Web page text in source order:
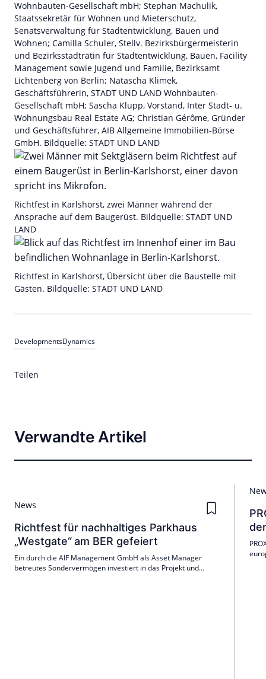
Wohnbauten-Gesellschaft mbH; Stephan Machulik,
Staatssekretär für Wohnen und Mieterschutz,
Senatsverwaltung für Stadtentwicklung, Bauen und
Wohnen; Camilla Schuler, Stellv. Bezirksbürgermeisterin
und Bezirksstadträtin für Stadtentwicklung, Bauen, Facility
Management sowie Jugend und Familie, Bezirksamt
Lichtenberg von Berlin; Natascha Klimek,
Geschäftsführerin, STADT UND LAND Wohnbauten-
Gesellschaft mbH; Sascha Klupp, Vorstand, Inter Stadt- u.
Wohnungsbau Real Estate AG; Christian Gérôme, Gründer
und Geschäftsführer, AIB Allgemeine Immobilien-Börse
GmbH. Bildquelle: STADT UND LAND
Richtfest in Karlshorst, zwei Männer während der
Ansprache auf dem Baugerüst. Bildquelle: STADT UND
LAND
Richtfest in Karlshorst, Übersicht über die Baustelle mit
Gästen. Bildquelle: STADT UND LAND
DevelopmentsDynamics
Teilen
Verwandte Artikel
News
Richtfest für nachhaltiges Parkhaus
„Westgate“ am BER gefeiert
Ein durch die AIF Management GmbH als Asset Manager
betreutes Sondervermögen investiert in das Projekt und